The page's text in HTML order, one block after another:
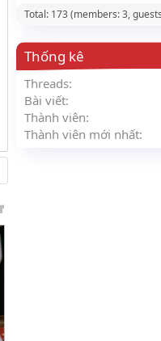
Total: 173 (members: 3,
Thống kê
Threads
Bài viết
Thành viên
Thành viên mới nhất